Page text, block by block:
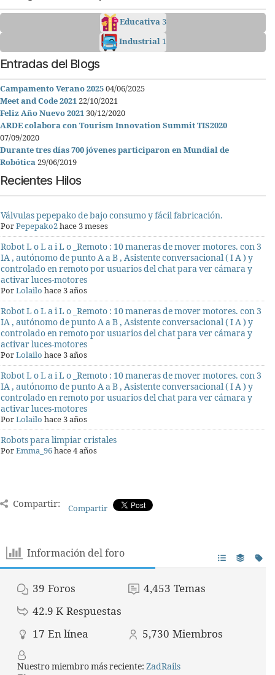
Educativa3
Industrial 1
Entradas del Blogs
Campamento Verano 202504/06/2025
Meet and Code 202122/10/2021
Feliz Año Nuevo 202130/12/2020
ARDE colabora con Tourism Innovation Summit TIS2020
07/09/2020
Durante tres días 700 jóvenes participaron en Mundial de
Robótica29/06/2019
Recientes Hilos
Válvulas pepepako de bajo consumo y fácil fabricación.
PorPepepako2hace 3 meses
Robot L o L a i L o _Remoto : 10 maneras de mover motores. con 3
IA , autónomo de punto A a B , Asistente conversacional ( I A ) y
controlado en remoto por usuarios del chat para ver cámara y
activar luces-motores
PorLolailo hace 3 años
Robot L o L a i L o _Remoto : 10 maneras de mover motores. con 3
IA , autónomo de punto A a B , Asistente conversacional ( I A ) y
controlado en remoto por usuarios del chat para ver cámara y
activar luces-motores
PorLolailo hace 3 años
Robot L o L a i L o _Remoto : 10 maneras de mover motores. con 3
IA , autónomo de punto A a B , Asistente conversacional ( I A ) y
controlado en remoto por usuarios del chat para ver cámara y
activar luces-motores
PorLolailo hace 3 años
Robots para limpiar cristales
PorEmma_96hace 4 años
Compartir: Compartir
Información del foro
39 Foros 4,453 Temas
42.9 K Respuestas
17 En línea 5,730 Miembros
Nuestro miembro más reciente: ZadRails